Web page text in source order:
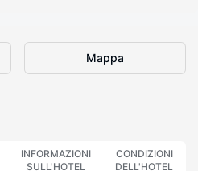
Mappa
INFORMAZIONI
SULL'HOTEL
CONDIZIONI
DELL'HOTEL